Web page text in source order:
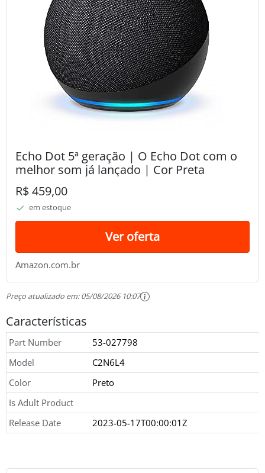
Echo Dot 5ª geração | O Echo Dot com o
melhor som já lançado | Cor Preta
R$ 459,00
em estoque
Ver oferta
Amazon.com.br
Preço atualizado em:05/08/2026 10:07
Características
Part Number
53-027798
Model
C2N6L4
Color
Preto
Is Adult Product
Release Date
2023-05-17T00:00:01Z